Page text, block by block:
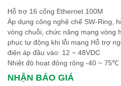
Hỗ trợ 16 cổng Ethernet 100M
Áp dụng công nghệ chế SW-Ring,
vòng chuỗi, chức năng mạng vòng
phục tự động khi lỗi mạng Hỗ trợ
điện áp đầu vào: 12 ~ 48VDC
Nhiệt độ hoạt động rộng -40 ~ 75℃
NHẬN BÁO GIÁ